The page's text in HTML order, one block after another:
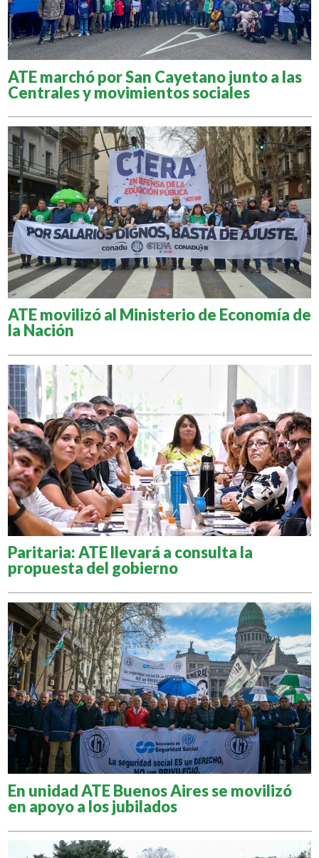
ATE marchó por San Cayetano junto a las
Centrales y movimientos sociales
ATE movilizó al Ministerio de Economía de
la Nación
Paritaria: ATE llevará a consulta la
propuesta del gobierno
En unidad ATE Buenos Aires se movilizó
en apoyo a los jubilados